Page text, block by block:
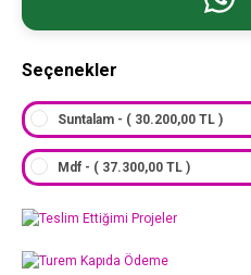
Seçenekler
Suntalam - ( 30.200,00 TL )
Mdf - ( 37.300,00 TL )